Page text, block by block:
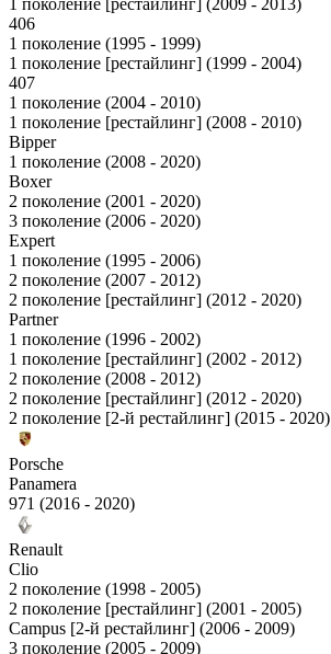
1 поколение [рестайлинг] (2009 - 2013)
406
1 поколение (1995 - 1999)
1 поколение [рестайлинг] (1999 - 2004)
407
1 поколение (2004 - 2010)
1 поколение [рестайлинг] (2008 - 2010)
Bipper
1 поколение (2008 - 2020)
Boxer
2 поколение (2001 - 2020)
3 поколение (2006 - 2020)
Expert
1 поколение (1995 - 2006)
2 поколение (2007 - 2012)
2 поколение [рестайлинг] (2012 - 2020)
Partner
1 поколение (1996 - 2002)
1 поколение [рестайлинг] (2002 - 2012)
2 поколение (2008 - 2012)
2 поколение [рестайлинг] (2012 - 2020)
2 поколение [2-й рестайлинг] (2015 - 2020)
Porsche
Panamera
971 (2016 - 2020)
Renault
Clio
2 поколение (1998 - 2005)
2 поколение [рестайлинг] (2001 - 2005)
Campus [2-й рестайлинг] (2006 - 2009)
3 поколение (2005 - 2009)